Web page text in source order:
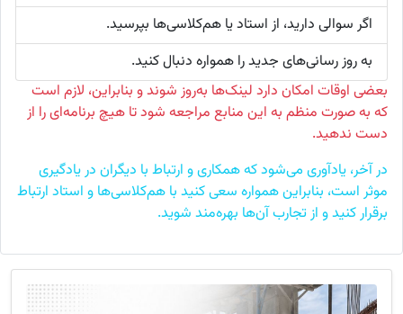
اگر سوالی دارید، از استاد یا هم‌کلاسی‌ها بپرسید.
به روز رسانی‌های جدید را همواره دنبال کنید.
بعضی اوقات امکان دارد لینک‌ها به‌روز شوند و بنابراین، لازم است
که به صورت منظم به این منابع مراجعه شود تا هیچ برنامه‌ای را از
دست ندهید.
در آخر، یادآوری می‌شود که همکاری و ارتباط با دیگران در یادگیری
موثر است، بنابراین همواره سعی کنید با هم‌کلاسی‌ها و استاد ارتباط
برقرار کنید و از تجارب آن‌ها بهره‌مند شوید.